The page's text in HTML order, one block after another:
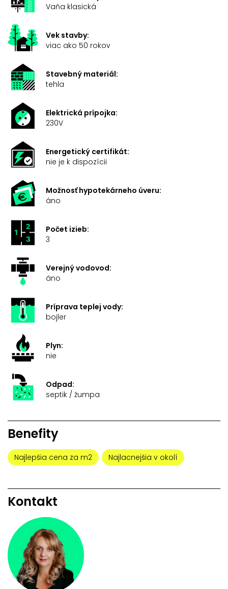
Vaňa klasická
Vek stavby:
viac ako 50 rokov
Stavebný materiál:
tehla
Elektrická prípojka:
230V
Energetický certifikát:
nie je k dispozícii
Možnosť hypotekárneho úveru:
áno
Počet izieb:
3
Verejný vodovod:
áno
Príprava teplej vody:
bojler
Plyn:
nie
Odpad:
septik / žumpa
Benefity
Najlepšia cena za m2 Najlacnejšia v okolí
Kontakt